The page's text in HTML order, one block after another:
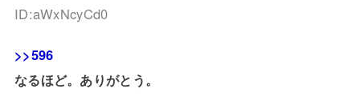
ID:aWxNcyCd0
>>596
なるほど。ありがとう。